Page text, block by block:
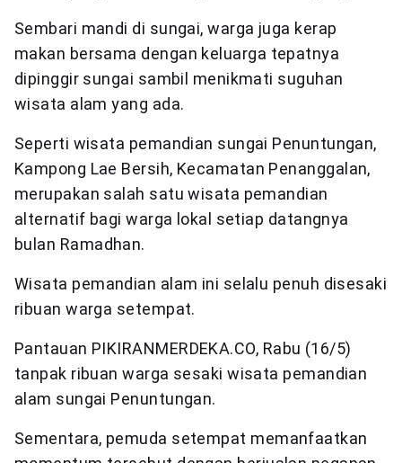
Sembari mandi di sungai, warga juga kerap
makan bersama dengan keluarga tepatnya
dipinggir sungai sambil menikmati suguhan
wisata alam yang ada.
Seperti wisata pemandian sungai Penuntungan,
Kampong Lae Bersih, Kecamatan Penanggalan,
merupakan salah satu wisata pemandian
alternatif bagi warga lokal setiap datangnya
bulan Ramadhan.
Wisata pemandian alam ini selalu penuh disesaki
ribuan warga setempat.
Pantauan PIKIRANMERDEKA.CO, Rabu (16/5)
tanpak ribuan warga sesaki wisata pemandian
alam sungai Penuntungan.
Sementara, pemuda setempat memanfaatkan